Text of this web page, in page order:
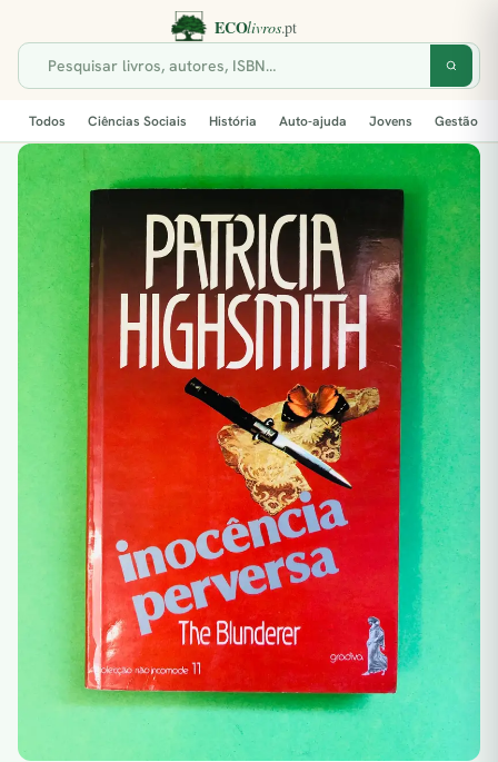
Todos Ciências Sociais História Auto-ajuda Jovens Gestão